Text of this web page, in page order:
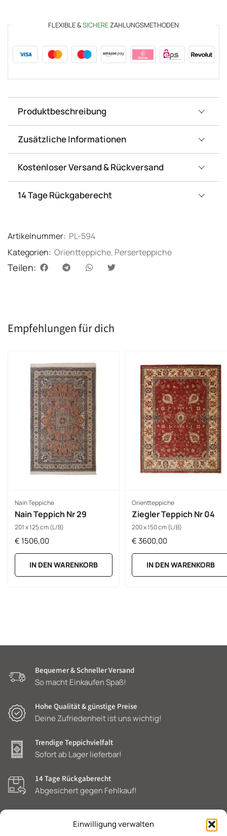
Einwilligung verwalten
FLEXIBLE &SICHEREZAHLUNGSMETHODEN
Produktbeschreibung
Zusätzliche Informationen
Kostenloser Versand & Rückversand
14 Tage Rückgaberecht
Artikelnummer: PL-594
Kategorien: Orientteppiche, Perserteppiche
Teilen:
Empfehlungen für dich
Nain Teppiche
Nain Teppich Nr 29
201 x 125 cm (L/B)
€ 1506,00
IN DEN WARENKORB
Orientteppiche
Ziegler Teppich Nr 04
200 x 150 cm (L/B)
€ 3600,00
IN DEN WARENKORB
Bequemer & Schneller Versand
So macht Einkaufen Spaß!
Hohe Qualität & günstige Preise
Deine Zufriedenheit ist uns wichtig!
Trendige Teppichvielfalt
Sofort ab Lager lieferbar!
14 Tage Rückgaberecht
Abgesichert gegen Fehlkauf!